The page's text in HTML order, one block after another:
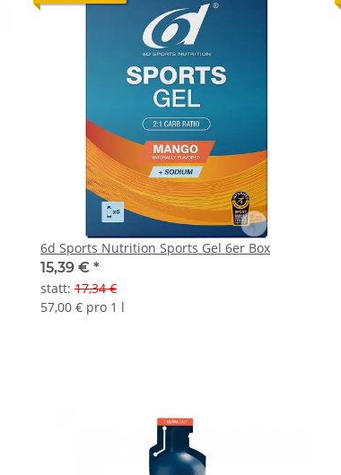
6d Sports Nutrition Sports Gel 6er Box
15,39 € *
statt: 17,34 €
57,00 € pro 1 l